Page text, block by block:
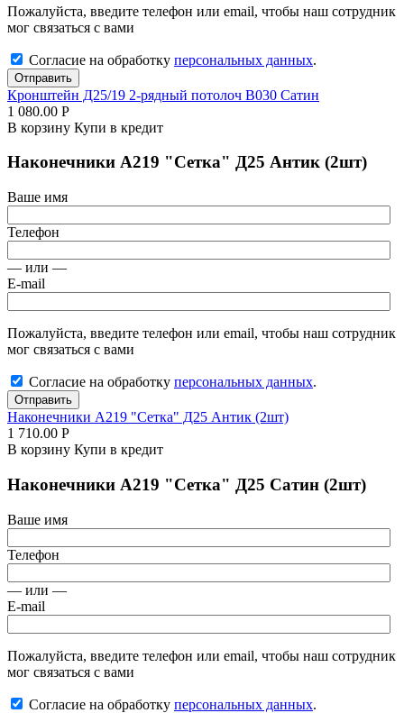
Пожалуйста, введите телефон или email, чтобы наш сотрудник
мог связаться с вами
Согласие на обработку персональных данных.
Отправить
Кронштейн Д25/19 2-рядный потолоч В030 Сатин
1 080.00 Р
В корзину Купи в кредит
Наконечники А219 "Сетка" Д25 Антик (2шт)
Ваше имя
Телефон
— или —
E-mail
Пожалуйста, введите телефон или email, чтобы наш сотрудник
мог связаться с вами
Согласие на обработку персональных данных.
Отправить
Наконечники А219 "Сетка" Д25 Антик (2шт)
1 710.00 Р
В корзину Купи в кредит
Наконечники А219 "Сетка" Д25 Сатин (2шт)
Ваше имя
Телефон
— или —
E-mail
Пожалуйста, введите телефон или email, чтобы наш сотрудник
мог связаться с вами
Согласие на обработку персональных данных.